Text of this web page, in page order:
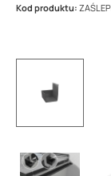
Kod produktu: